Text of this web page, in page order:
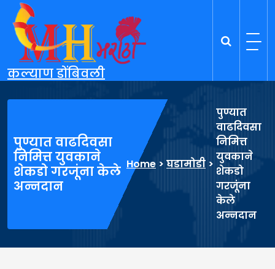
content
कल्याण डोंबिवली
पुण्यात वाढदिवसा
निमित्त युवकाने
शेकडो गरजूंना केले
अन्नदान
Home > घडामोडी >
पुण्यात
वाढदिवसा
निमित्त
युवकाने
शेकडो
गरजूंना
केले
अन्नदान